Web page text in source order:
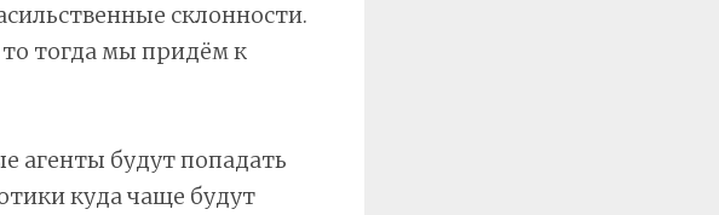
склонности.
тогда мы придём к
агенты будут попадать
куда чаще будут